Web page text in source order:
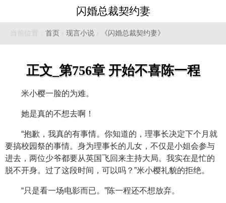
闪婚总裁契约妻
当前位置： 首页 › 现言小说 › 《闪婚总裁契约妻》
正文_第756章 开始不喜陈一程
米小樱一脸的为难。
她是真的不想去啊！
“抱歉，我真的有事情。你知道的，理事长决定下个月就
要搞校园祭的事情。身为理事长的儿女，不仅是小姐会参与
进去，两位少爷都要从英国飞回来主持大局。我实在是忙的
脱不开身。过了这段时间，可以吗？”米小樱礼貌的拒绝。
“只是看一场电影而已。”陈一程还不想放弃。